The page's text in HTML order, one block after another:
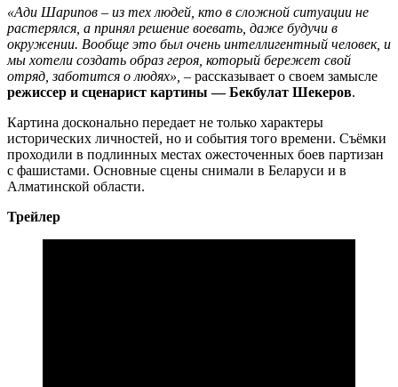
«Ади Шарипов – из тех людей, кто в сложной ситуации не
растерялся, а принял решение воевать, даже будучи в
окружении. Вообще это был очень интеллигентный человек, и
мы хотели создать образ героя, который бережет свой
отряд, заботится о людях», – рассказывает о своем замысле
режиссер и сценарист картины — Бекбулат Шекеров.
Картина досконально передает не только характеры
исторических личностей, но и события того времени. Съёмки
проходили в подлинных местах ожесточенных боев партизан
с фашистами. Основные сцены снимали в Беларуси и в
Алматинской области.
Трейлер